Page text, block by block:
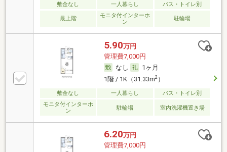
敷金なし 一人暮らし バス・トイレ別
最上階
モニタ付インターホ
ン
駐輪場
5.90万円
管理費7,000円
なし
1ヶ月
1階 / 1K（31.33m2）
敷金なし 一人暮らし
バス・トイレ別
モニタ付インターホ
ン
駐輪場 室内洗濯機置き場
6.20万円
管理費7,000円